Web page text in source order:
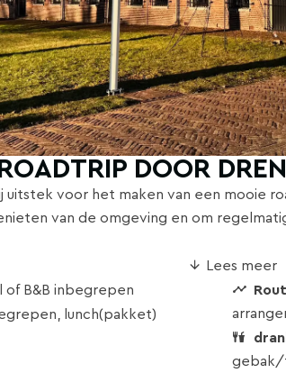
DOOR
uitstek voor het maken van een mooie
van de omgeving en om
Lees meer
of B&B inbegrepen
lunch(pakket)
gebak/